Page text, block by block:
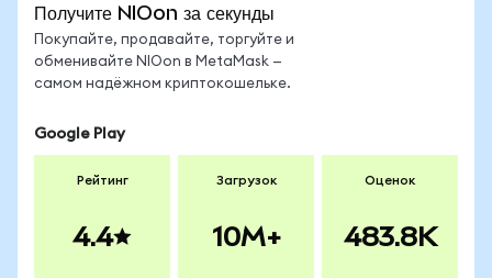
Получите NIOon за секунды
Покупайте, продавайте, торгуйте и
обменивайте NIOon в MetaMask —
самом надёжном криптокошельке.
Google Play
Рейтинг
4.4
Загрузок
10M+
Оценок
483.8K